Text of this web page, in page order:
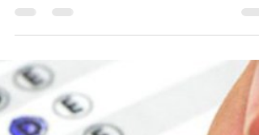
FASUP 2026.2
por curso do Concurso de Bolsas para ingresso
nas turmas de 2026.2. A classificação foi realizada
com base no desempenho dos candidatos na
prova, respeitando os critérios estabelecidos em
edital. O ranking está organizado por curso,